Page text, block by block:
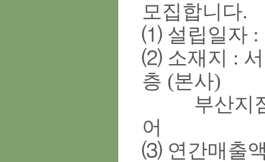
모집합니다.
⑴ 설립일자 :
⑵ 소재지 :
층 (본사)
부산지
어
⑶ 연간매출